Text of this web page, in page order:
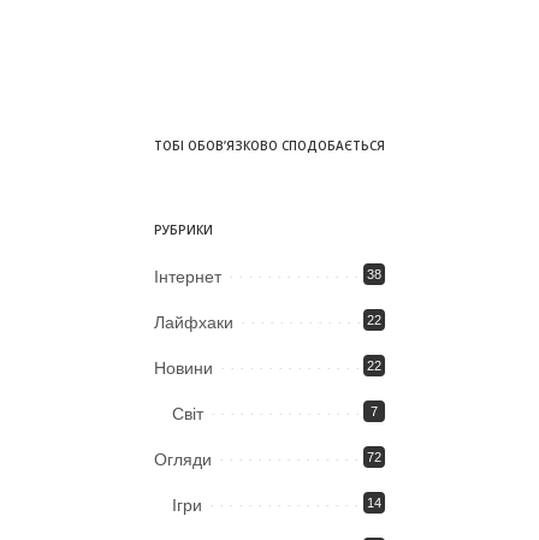
ТОБІ ОБОВ’ЯЗКОВО СПОДОБАЄТЬСЯ
РУБРИКИ
Iнтернет 38
Лайфхаки 22
Новини 22
Світ 7
Огляди 72
Ігри 14